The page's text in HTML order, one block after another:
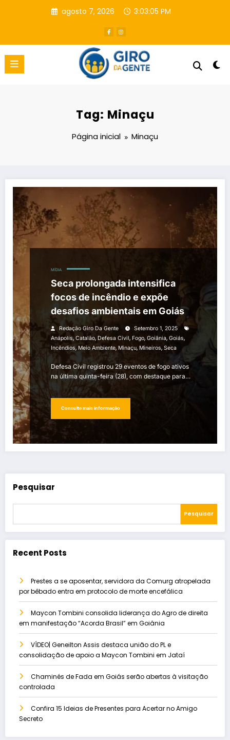
agosto 7, 2026 3:03:06 PM
Tag: Minaçu
Página inicial Minaçu
MÍDIA
Seca prolongada intensifica
focos de incêndio e expõe
desafios ambientais em Goiás
Redação Giro Da Gente
Setembro 1, 2025
Anápolis, Catalão, Defesa Civil, Fogo, Goiânia, Goiás,
Incêndios, Meio Ambiente, Minaçu, Mineiros, Seca
Defesa Civil registrou 29 eventos de fogo ativos
na última quinta-feira (28), com destaque para…
Consulte mais informação
Pesquisar
Pesquisar
Recent Posts
Prestes a se aposentar, servidora da Comurg atropelada
por bêbado entra em protocolo de morte encefálica
Maycon Tombini consolida liderança do Agro de direita
em manifestação “Acorda Brasil” em Goiânia
VÍDEO| Geneilton Assis destaca união do PL e
consolidação de apoio a Maycon Tombini em Jataí
Chaminés de Fada em Goiás serão abertas à visitação
controlada
Confira 15 Ideias de Presentes para Acertar no Amigo
Secreto